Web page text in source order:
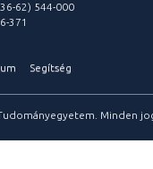
62) 544-000
371
Segítség
Minden